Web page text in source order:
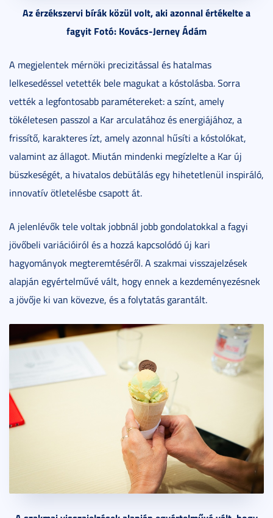
Az érzékszervi bírák közül volt, aki azonnal értékelte a
fagyit Fotó: Kovács-Jerney Ádám
A megjelentek mérnöki precizitással és hatalmas
lelkesedéssel vetették bele magukat a kóstolásba. Sorra
vették a legfontosabb paramétereket: a színt, amely
tökéletesen passzol a Kar arculatához és energiájához, a
frissítő, karakteres ízt, amely azonnal hűsíti a kóstolókat,
valamint az állagot. Miután mindenki megízlelte a Kar új
büszkeségét, a hivatalos debütálás egy hihetetlenül inspiráló,
innovatív ötletelésbe csapott át.
A jelenlévők tele voltak jobbnál jobb gondolatokkal a fagyi
jövőbeli variációiról és a hozzá kapcsolódó új kari
hagyományok megteremtéséről. A szakmai visszajelzések
alapján egyértelművé vált, hogy ennek a kezdeményezésnek
a jövője ki van kövezve, és a folytatás garantált.